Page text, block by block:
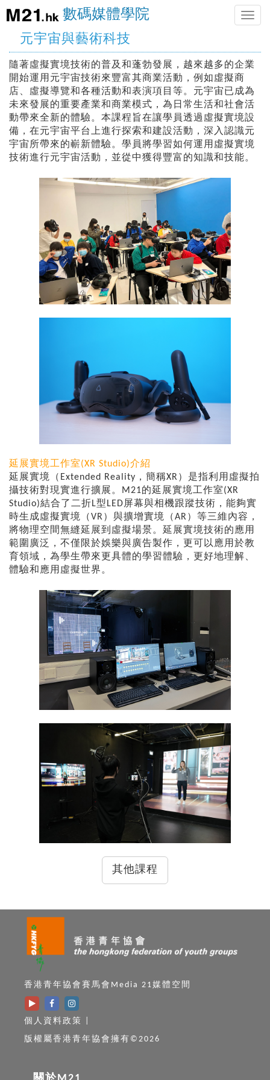
Toggle
數碼媒體學院
元宇宙與藝術科技
隨著虛擬實境技術的普及和蓬勃發展，越來越多的企業
開始運用元宇宙技術來豐富其商業活動，例如虛擬商
店、虛擬導覽和各種活動和表演項目等。元宇宙已成為
未來發展的重要產業和商業模式，為日常生活和社會活
動帶來全新的體驗。本課程旨在讓學員透過虛擬實境設
備，在元宇宙平台上進行探索和建設活動，深入認識元
宇宙所帶來的嶄新體驗。學員將學習如何運用虛擬實境
技術進行元宇宙活動，並從中獲得豐富的知識和技能。
延展實境工作室(XR Studio)介紹
延展實境（Extended Reality，簡稱XR）是指利用虛擬拍
攝技術對現實進行擴展。M21的延展實境工作室(XR
Studio)結合了二折L型LED屏幕與相機跟蹤技術，能夠實
時生成虛擬實境（VR）與擴增實境（AR）等三維內容，
將物理空間無縫延展到虛擬場景。延展實境技術的應用
範圍廣泛，不僅限於娛樂與廣告製作，更可以應用於教
育領域，為學生帶來更具體的學習體驗，更好地理解、
體驗和應用虛擬世界。
其他課程
香港青年協會賽馬會Media 21媒體空間
個人資料政策
版權屬香港青年協會擁有©2026